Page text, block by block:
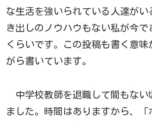
な生活を強いられている人達が
き出しのノウハウもない私が今
くらいです。この投稿も書く意
がら書いています。
中学校教師を退職して間もない
ました。時間はありますから、